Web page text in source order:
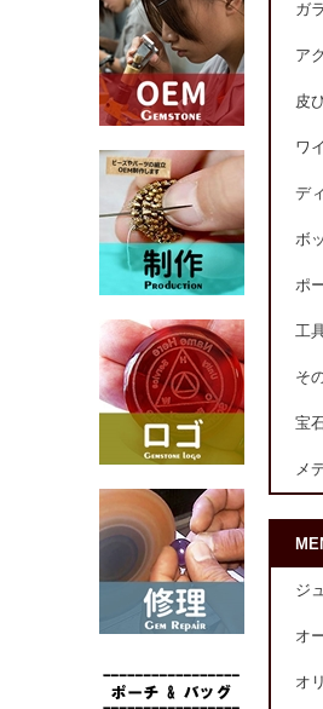
ガ
ア
皮
ワ
デ
ボ
ポ
工
そ
宝
メ
ジ
オ
オ